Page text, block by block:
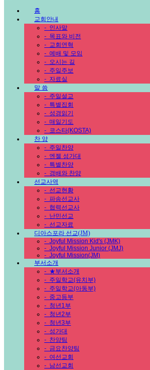
홈
교회안내
- 인사말
- 목표와 비전
- 교회연혁
- 예배 및 모임
- 오시는 길
- 주일주보
- 자료실
말 씀
- 주일설교
- 특별집회
- 성경읽기
- 매일기도
- 코스타(KOSTA)
찬 양
- 주일찬양
- 엔젤 성가대
- 특별찬양
- 경배와 찬양
선교사역
- 선교현황
- 파송선교사
- 협력선교사
- 난민선교
- 선교자료
디아스포라 선교(JM)
- Joyful Mission Kid's (JMK)
- Joyful Mission Junior (JMJ)
- Joyful Mission(JM)
부서소개
- ★부서소개
- 주일학교(유치부)
- 주일학교(아동부)
- 중고등부
- 청년1부
- 청년2부
- 청년3부
- 성가대
- 찬양팀
- 금요찬양팀
- 여선교회
- 남선교회